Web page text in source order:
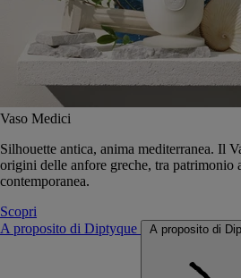
Vaso Medici
Silhouette antica, anima mediterranea. Il
origini delle anfore greche, tra patrimonio
contemporanea.
Scopri
A proposito di Diptyque
A proposito di